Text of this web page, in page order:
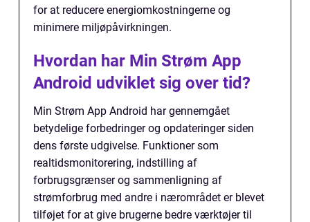
for at reducere energiomkostningerne og
minimere miljøpåvirkningen.
Hvordan har Min Strøm App
Android udviklet sig over tid?
Min Strøm App Android har gennemgået
betydelige forbedringer og opdateringer siden
dens første udgivelse. Funktioner som
realtidsmonitorering, indstilling af
forbrugsgrænser og sammenligning af
strømforbrug med andre i nærområdet er blevet
tilføjet for at give brugerne bedre værktøjer til